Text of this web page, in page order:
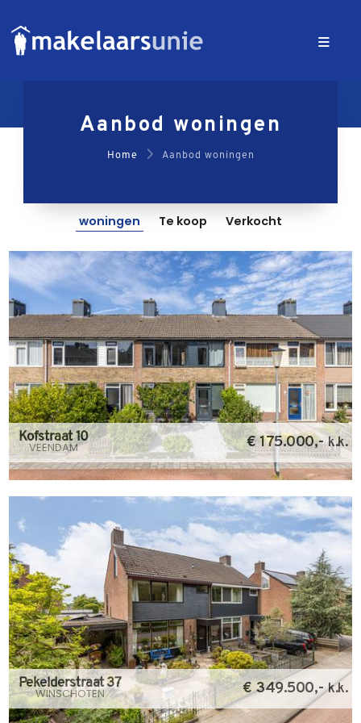
Aanbod woningen
Home Aanbod woningen
woningen Te koop Verkocht
Kofstraat 10
VEENDAM € 175.000,-k.k.
Pekelderstraat 37
WINSCHOTEN € 349.500,-k.k.